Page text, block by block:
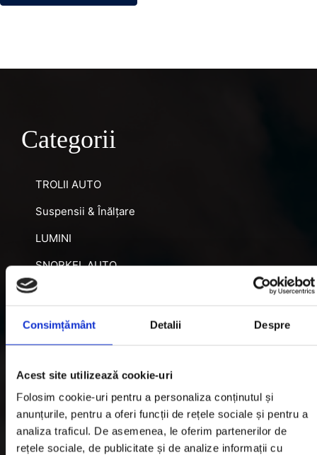
Consimțământ Detalii Despre
Acest site utilizează cookie-uri
Folosim cookie-uri pentru a personaliza conținutul și
anunțurile, pentru a oferi funcții de rețele sociale și pentru a
analiza traficul. De asemenea, le oferim partenerilor de
rețele sociale, de publicitate și de analize informații cu
fost:
420,00 lei.
Categorii
TROLII AUTO
Suspensii & Înălțare
LUMINI
SNORKEL AUTO
ACCESORII RECUPERARE
DIFERENȚIALE BLOCABILE
DISTANTIERE
Jante Oțel
Informatii utile